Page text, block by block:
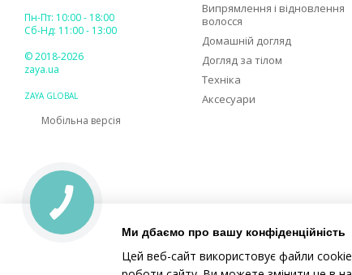
Пн-Пт: 10:00 - 18:00
Сб-Нд: 11:00 - 13:00
© 2018-2026
zaya.ua
ZAYA GLOBAL
Мобільна версія
Випрямлення і відновлення
волосся
Домашній догляд
Догляд за тілом
Техніка
Аксесуари
Ми дбаємо про вашу конфіденційність
Цей веб-сайт використовує файли